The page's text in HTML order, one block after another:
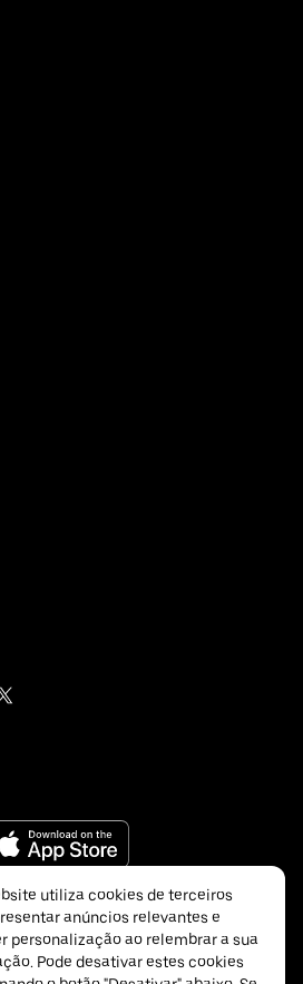
utiliza cookies de terceiros
anúncios relevantes e
personalização ao relembrar a sua
Pode desativar estes cookies